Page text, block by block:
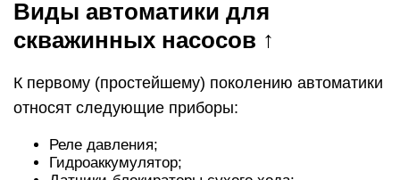
Виды автоматики для
скважинных насосов ↑
К первому (простейшему) поколению автоматики
относят следующие приборы:
Реле давления;
Гидроаккумулятор;